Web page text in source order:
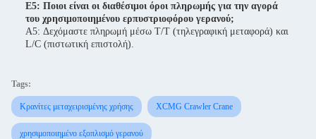
Ε5: Ποιοι είναι οι διαθέσιμοι όροι πληρωμής για την αγορά
του χρησιμοποιημένου ερπυστριοφόρου γερανού;
A5: Δεχόμαστε πληρωμή μέσω T/T (τηλεγραφική μεταφορά) και
L/C (πιστωτική επιστολή).
Tags:
Κρανίτες μεταχειρισμένης χρήσης XCMG Crawler Crane
χρησιμοποιημένο εξοπλισμό γερανού